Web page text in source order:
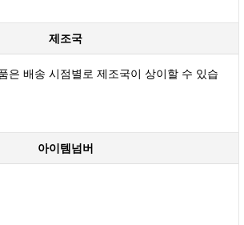
제조국
은 배송 시점별로 제조국이 상이할 수 있습
아이템넘버